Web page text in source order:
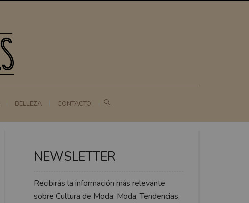
BELLEZA CONTACTO
NEWSLETTER
Recibirás la información más relevante
sobre Cultura de Moda: Moda, Tendencias,